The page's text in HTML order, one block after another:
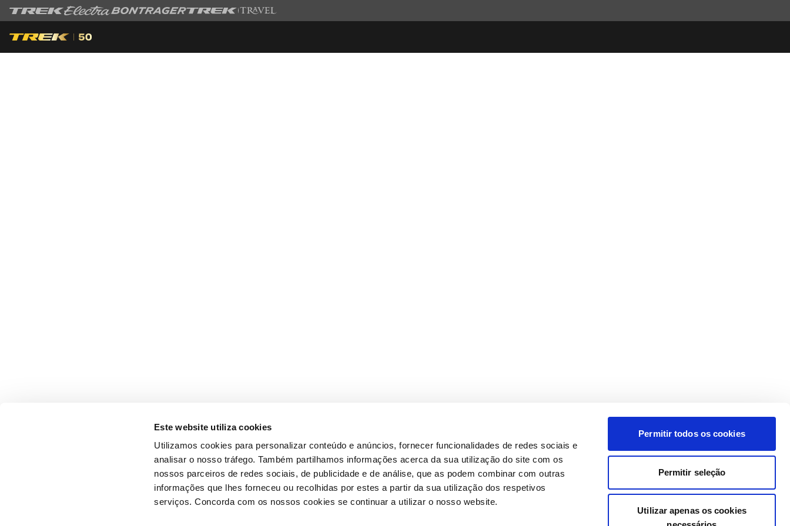
Este website utiliza cookies
Utilizamos cookies para personalizar conteúdo e anúncios, fornecer funcionalidades de redes sociais e
analisar o nosso tráfego. Também partilhamos informações acerca da sua utilização do site com os
nossos parceiros de redes sociais, de publicidade e de análise, que as podem combinar com outras
informações que lhes forneceu ou recolhidas por estes a partir da sua utilização dos respetivos
serviços. Concorda com os nossos cookies se continuar a utilizar o nosso website.
Permitir todos os cookies
Permitir seleção
Utilizar apenas os cookies